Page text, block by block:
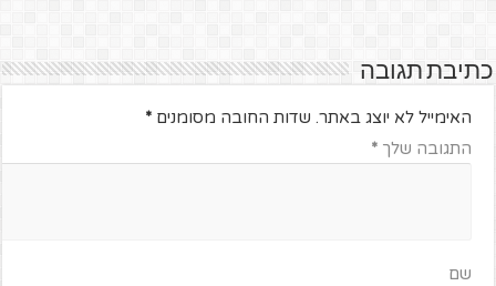
כתיבת תגובה
האימייל לא יוצג באתר. שדות החובה מסומנים*
התגובה שלך*
שם